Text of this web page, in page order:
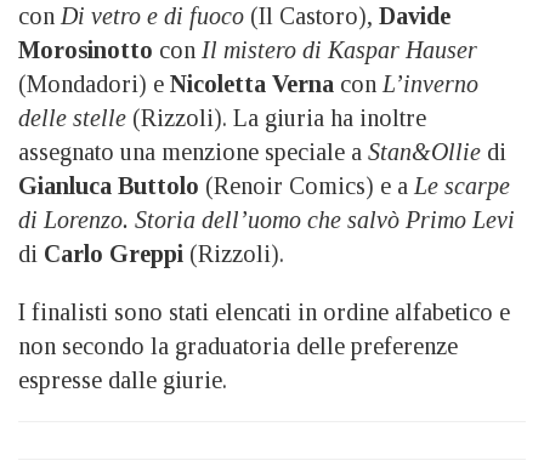
con Di vetro e di fuoco (Il Castoro), Davide
Morosinotto con Il mistero di Kaspar Hauser
(Mondadori) e Nicoletta Verna con L’inverno
delle stelle (Rizzoli). La giuria ha inoltre
assegnato una menzione speciale a Stan&Ollie di
Gianluca Buttolo (Renoir Comics) e a Le scarpe
di Lorenzo. Storia dell’uomo che salvò Primo Levi
di Carlo Greppi (Rizzoli).
I finalisti sono stati elencati in ordine alfabetico e
non secondo la graduatoria delle preferenze
espresse dalle giurie.